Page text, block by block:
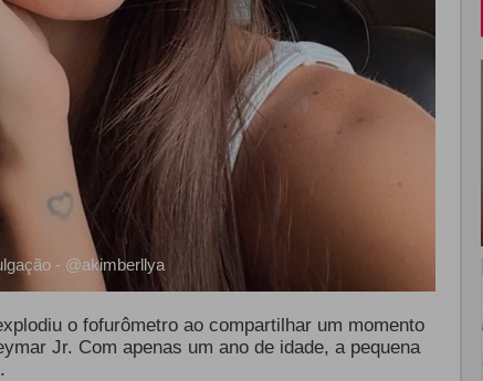
- @akimberllya
o fofurômetro ao compartilhar um momento
Jr. Com apenas um ano de idade, a pequena